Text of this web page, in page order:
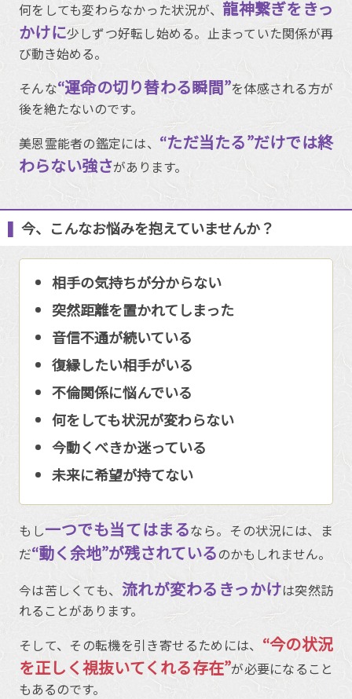
何をしても変わらなかった状況が、龍神繋ぎをきっ
かけに少しずつ好転し始める。止まっていた関係が再
び動き始める。
そんな“運命の切り替わる瞬間”を体感される方が
後を絶たないのです。
美恩霊能者の鑑定には、 “ただ当たる”だけでは終
わらない強さがあります。
今、こんなお悩みを抱えていませんか？
相手の気持ちが分からない
突然距離を置かれてしまった
音信不通が続いている
復縁したい相手がいる
不倫関係に悩んでいる
何をしても状況が変わらない
今動くべきか迷っている
未来に希望が持てない
もし一つでも当てはまるなら。その状況には、ま
だ“動く余地”が残されているのかもしれません。
今は苦しくても、 流れが変わるきっかけは突然訪
れることがあります。
そして、その転機を引き寄せるためには、 “今の状況
を正しく視抜いてくれる存在”が必要になること
もあるのです。